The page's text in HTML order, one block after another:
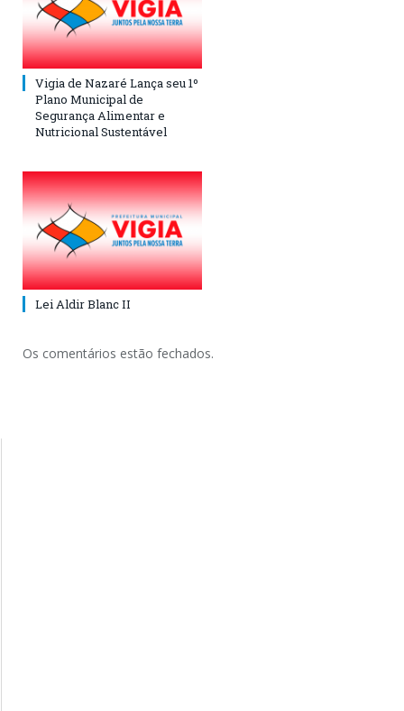
Vigia de Nazaré Lança seu 1º
Plano Municipal de
Segurança Alimentar e
Nutricional Sustentável
Lei Aldir Blanc II
Os comentários estão fechados.